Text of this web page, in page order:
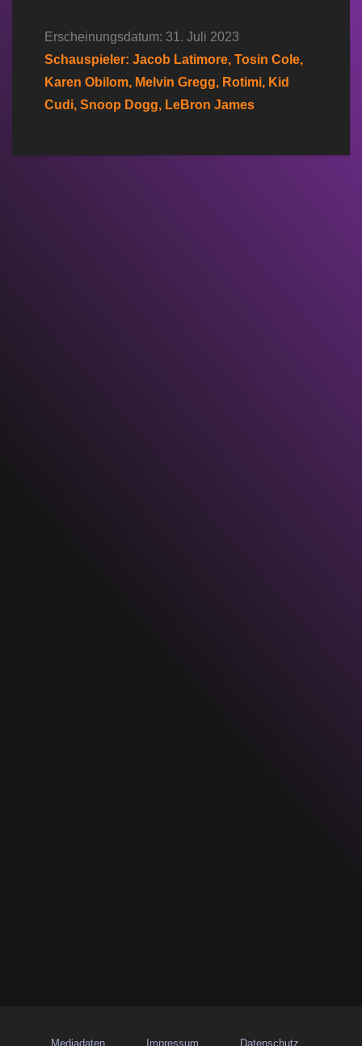
Erscheinungsdatum: 31. Juli 2023
Schauspieler: Jacob Latimore, Tosin Cole,
Karen Obilom, Melvin Gregg, Rotimi, Kid
Cudi, Snoop Dogg, LeBron James
Mediadaten Impressum Datenschutz